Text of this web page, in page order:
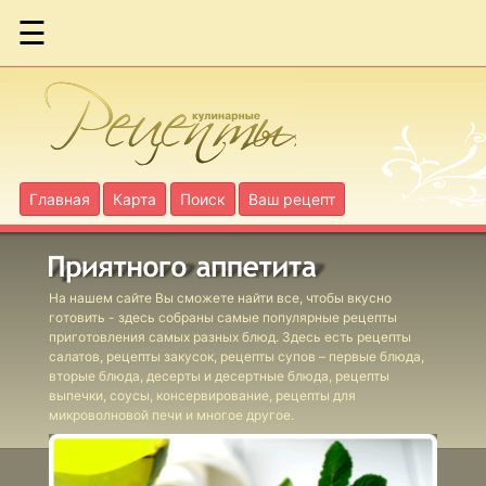
☰
Главная Карта Поиск Ваш рецепт
На нашем сайте Вы сможете найти все, чтобы вкусно
готовить - здесь собраны самые популярные рецепты
приготовления самых разных блюд. Здесь есть рецепты
салатов, рецепты закусок, рецепты супов – первые блюда,
вторые блюда, десерты и десертные блюда, рецепты
выпечки, соусы, консервирование, рецепты для
микроволновой печи и многое другое.
Коктейль
"Дед Мороз"
Коктейль
"Красный
богатырь"
Коктейль
"Ленивый
Билл"
Коктейль
"Морской"
Коктейль
"Новогодний